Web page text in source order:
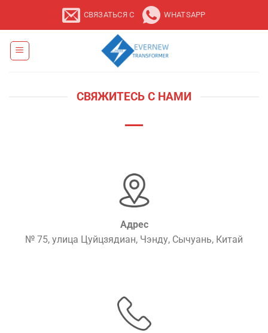
СВЯЗАТЬСЯ С WHATSAPP
СВЯЖИТЕСЬ С НАМИ
Адрес
№ 75, улица Цуйцзядиан, Чэнду, Сычуань, Китай